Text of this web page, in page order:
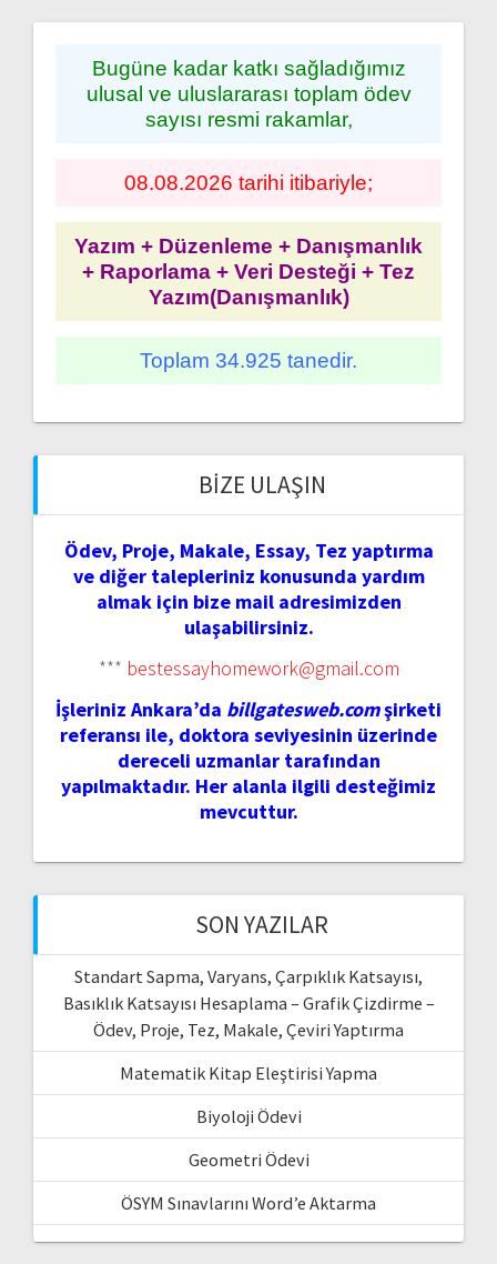
Bugüne kadar katkı sağladığımız
ulusal ve uluslararası toplam ödev
sayısı resmi rakamlar,
08.08.2026 tarihi itibariyle;
Yazım + Düzenleme + Danışmanlık
+ Raporlama + Veri Desteği + Tez
Yazım(Danışmanlık)
Toplam 34.925 tanedir.
BIZE ULAŞIN
Ödev, Proje, Makale, Essay, Tez yaptırma
ve diğer talepleriniz konusunda yardım
almak için bize mail adresimizden
ulaşabilirsiniz.
*** bestessayhomework@gmail.com
İşleriniz Ankara’da billgatesweb.comşirketi
referansı ile, doktora seviyesinin üzerinde
dereceli uzmanlar tarafından
yapılmaktadır. Her alanla ilgili desteğimiz
mevcuttur.
SON YAZILAR
Standart Sapma, Varyans, Çarpıklık Katsayısı,
Basıklık Katsayısı Hesaplama – Grafik Çizdirme –
Ödev, Proje, Tez, Makale, Çeviri Yaptırma
Matematik Kitap Eleştirisi Yapma
Biyoloji Ödevi
Geometri Ödevi
ÖSYM Sınavlarını Word’e Aktarma